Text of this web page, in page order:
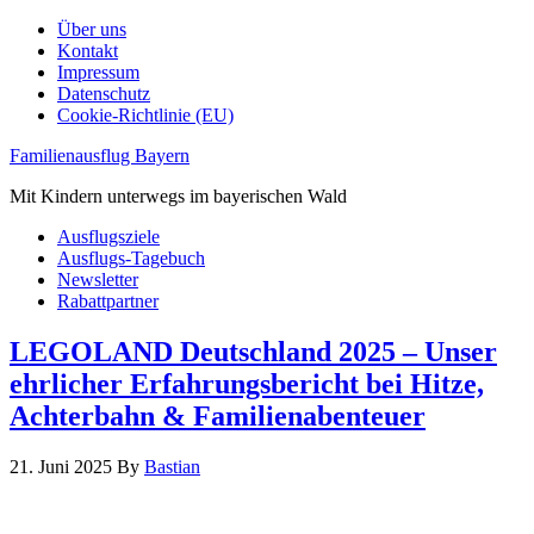
Über uns
Kontakt
Impressum
Datenschutz
Cookie-Richtlinie (EU)
Familienausflug Bayern
Mit Kindern unterwegs im bayerischen Wald
Ausflugsziele
Ausflugs-Tagebuch
Newsletter
Rabattpartner
LEGOLAND Deutschland 2025 – Unser
ehrlicher Erfahrungsbericht bei Hitze,
Achterbahn & Familienabenteuer
21. Juni 2025 By Bastian